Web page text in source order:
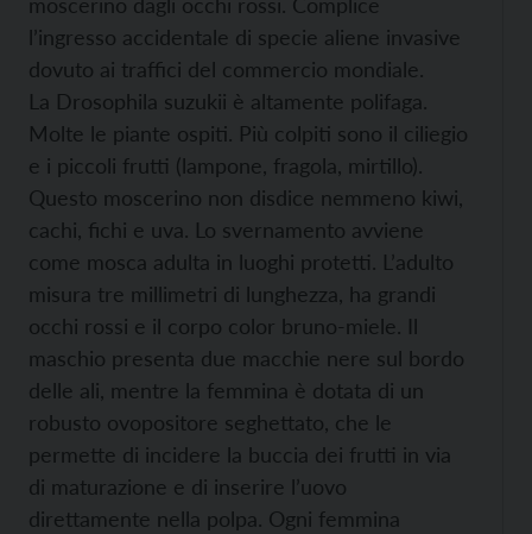
moscerino dagli occhi rossi. Complice
l’ingresso accidentale di specie aliene invasive
dovuto ai traffici del commercio mondiale.
La Drosophila suzukii è altamente polifaga.
Molte le piante ospiti. Più colpiti sono il ciliegio
e i piccoli frutti (lampone, fragola, mirtillo).
Questo moscerino non disdice nemmeno kiwi,
cachi, fichi e uva. Lo svernamento avviene
come mosca adulta in luoghi protetti. L’adulto
misura tre millimetri di lunghezza, ha grandi
occhi rossi e il corpo color bruno-miele. Il
maschio presenta due macchie nere sul bordo
delle ali, mentre la femmina è dotata di un
robusto ovopositore seghettato, che le
permette di incidere la buccia dei frutti in via
di maturazione e di inserire l’uovo
direttamente nella polpa. Ogni femmina